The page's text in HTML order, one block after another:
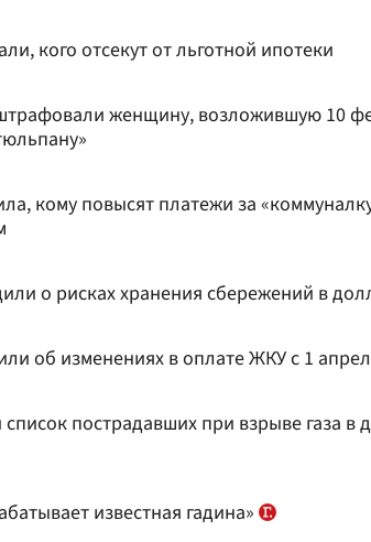
кого отсекут от льготной ипотеки
женщину, возложившую 10
кому повысят платежи за
о рисках хранения сбережений в
об изменениях в оплате ЖКУ с 1
пострадавших при взрыве газа в
известная гадина»